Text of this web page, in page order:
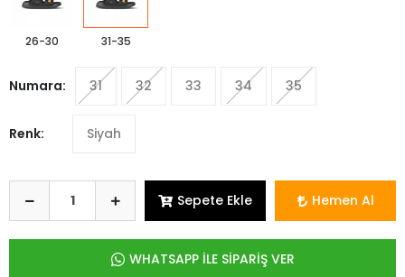
26-30 31-35
Numara: 31 32 33 34 35
Renk: Siyah
Sepete Ekle Hemen Al
WHATSAPP İLE SİPARİŞ VER